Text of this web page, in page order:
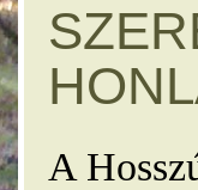
A